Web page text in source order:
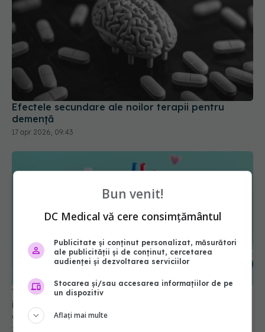
Efectele secundare ale noilor terapii pentru
demență
17 apr 2026, 09:43
Tratamentul natural care afectează inima. Ce
impact are melatonina asupra insuficienței
cardiace
23 apr 2026, 12:30
Bun venit!
DC Medical vă cere consimțământul
Publicitate și conținut personalizat, măsurători
ale publicității și de conținut, cercetarea
audienței și dezvoltarea serviciilor
Stocarea și/sau accesarea informațiilor de pe
un dispozitiv
Aflați mai multe